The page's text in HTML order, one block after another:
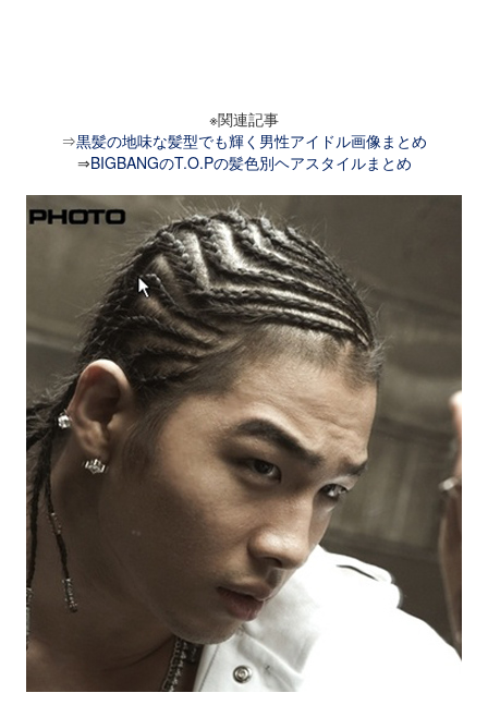
※関連記事
⇒黒髪の地味な髪型でも輝く男性アイドル画像まとめ
⇒BIGBANGのT.O.Pの髪色別ヘアスタイルまとめ